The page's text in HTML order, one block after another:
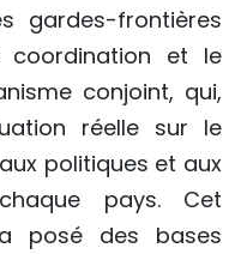
gardes-frontières
coordination et le
conjoint, qui,
réelle sur le
politiques et aux
pays. Cet
posé des bases